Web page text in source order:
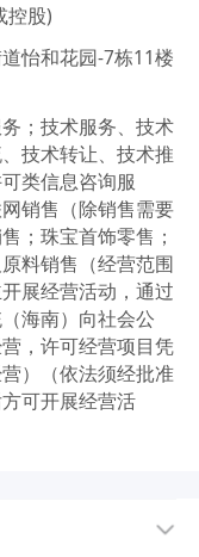
控股)
怡和花园-7栋11楼
；技术服务、技术
技术转让、技术推
类信息咨询服
销售（除销售需要
；珠宝首饰零售；
料销售（经营范围
展经营活动，通过
海南）向社会公
，许可经营项目凭
）（依法须经批准
可开展经营活